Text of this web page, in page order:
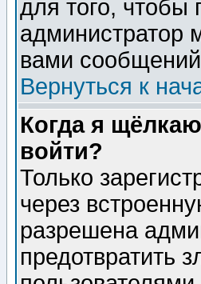
для того, чтобы
администратор
вами
Вернуться к
Когда я
войти?
Только
через
разрешена
предотвратить